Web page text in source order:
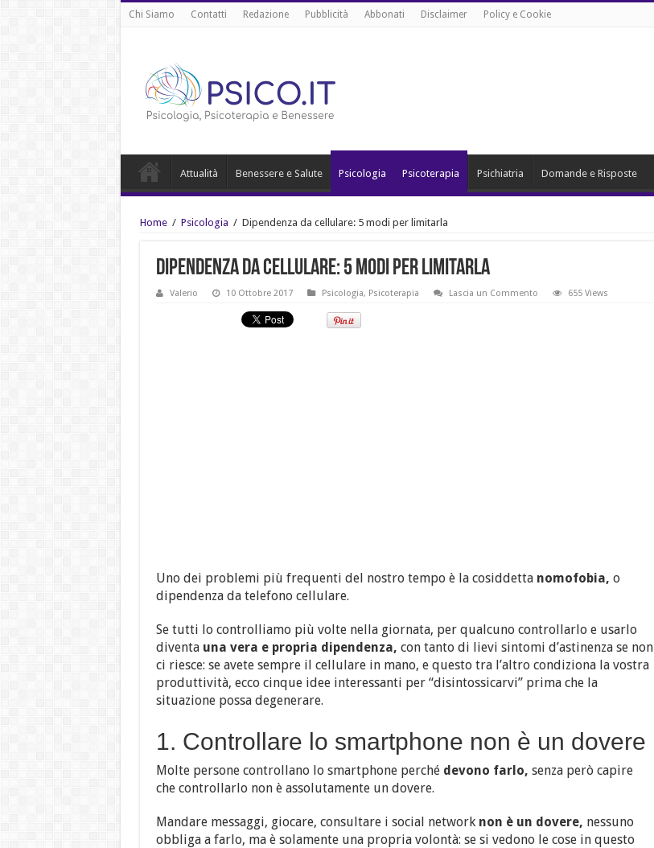
Chi Siamo Contatti Redazione Pubblicità Abbonati Disclaimer Policy e Cookie
Attualità Benessere e Salute Psicologia Psicoterapia Psichiatria Domande e Risposte
Home / Psicologia / Dipendenza da cellulare: 5 modi per limitarla
Dipendenza da cellulare: 5 modi per limitarla
Valerio 10 Ottobre 2017 Psicologia, Psicoterapia Lascia un Commento 655 Views
Uno dei problemi più frequenti del nostro tempo è la cosiddetta nomofobia, o
dipendenza da telefono cellulare.
Se tutti lo controlliamo più volte nella giornata, per qualcuno controllarlo e usarlo
diventa una vera e propria dipendenza, con tanto di lievi sintomi d’astinenza se non
ci riesce: se avete sempre il cellulare in mano, e questo tra l’altro condiziona la vostra
produttività, ecco cinque idee interessanti per “disintossicarvi” prima che la
situazione possa degenerare.
1. Controllare lo smartphone non è un dovere
Molte persone controllano lo smartphone perché devono farlo, senza però capire
che controllarlo non è assolutamente un dovere.
Mandare messaggi, giocare, consultare i social network non è un dovere, nessuno
obbliga a farlo, ma è solamente una propria volontà: se si vedono le cose in questo